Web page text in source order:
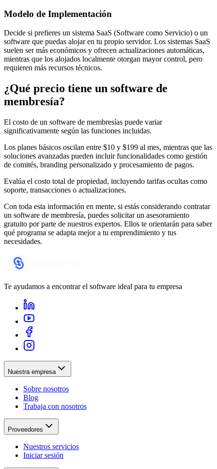
Modelo de Implementación
Decide si prefieres un sistema SaaS (Software como Servicio) o un
software que puedas alojar en tu propio servidor. Los sistemas SaaS
suelen ser más económicos y ofrecen actualizaciones automáticas,
mientras que los alojados localmente otorgan mayor control, pero
requieren más recursos técnicos.
¿Qué precio tiene un software de
membresía?
El costo de un software de membresías puede variar
significativamente según las funciones incluidas.
Los planes básicos oscilan entre $10 y $199 al mes, mientras que las
soluciones avanzadas pueden incluir funcionalidades como gestión
de comités, branding personalizado y procesamiento de pagos.
Evalúa el costo total de propiedad, incluyendo tarifas ocultas como
soporte, transacciones o actualizaciones.
Con toda esta información en mente, si estás considerando contratar
un software de membresía, puedes solicitar un asesoramiento
gratuito por parte de nuestros expertos. Ellos te orientarán para saber
qué programa se adapta mejor a tu emprendimiento y tus
necesidades.
Te ayudamos a encontrar el software ideal para tu empresa
Nuestra empresa
Sobre nosotros
Blog
Trabaja con nosotros
Proveedores
Nuestros servicios
Iniciar sesión